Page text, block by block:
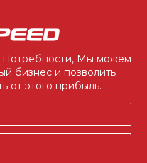
Потребности, Мы можем
бизнес и позволить
от этого прибыль.